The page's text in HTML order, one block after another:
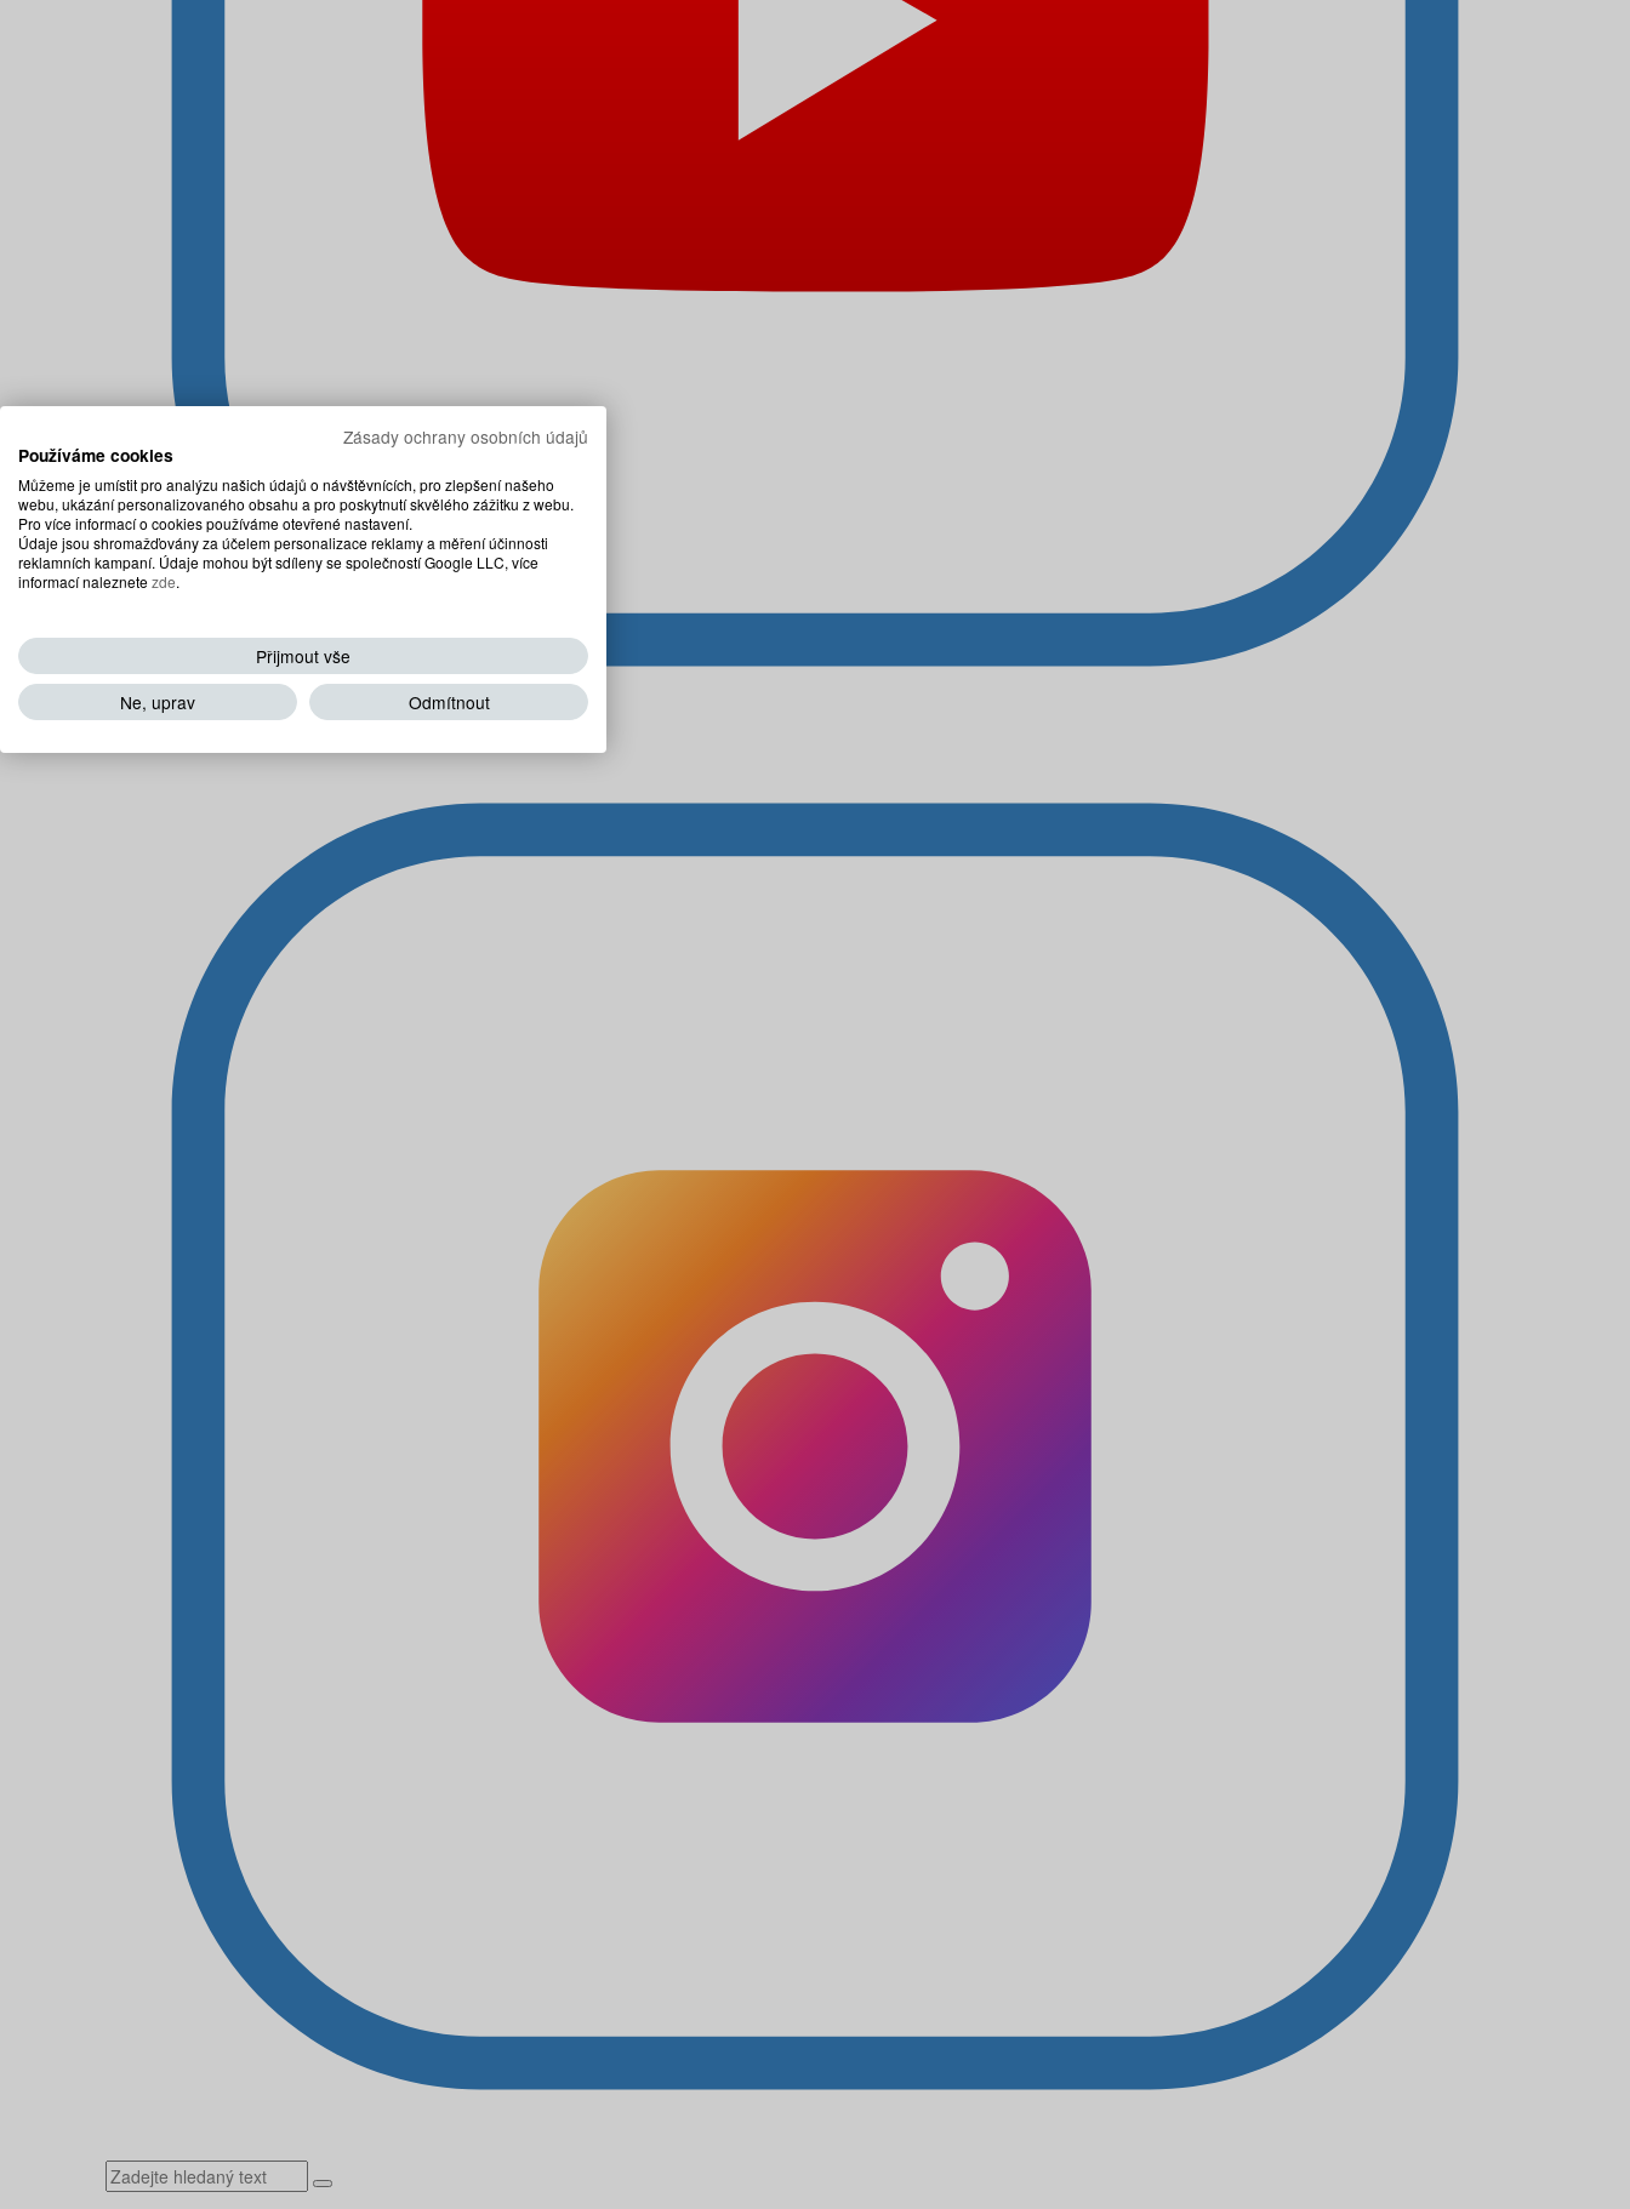
Zásady ochrany osobních údajů
Používáme cookies
Můžeme je umístit pro analýzu našich údajů o návštěvnících, pro zlepšení našeho
webu, ukázání personalizovaného obsahu a pro poskytnutí skvělého zážitku z webu.
Pro více informací o cookies používáme otevřené nastavení.
Údaje jsou shromažďovány za účelem personalizace reklamy a měření účinnosti
reklamních kampaní. Údaje mohou být sdíleny se společností Google LLC, více
informací naleznetezde.
Přijmout vše
Ne, uprav
Odmítnout